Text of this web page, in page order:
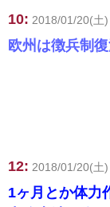
10: 2018/01/20(土
欧州は徴兵制
12: 2018/01/20(土
1ヶ月とか体力